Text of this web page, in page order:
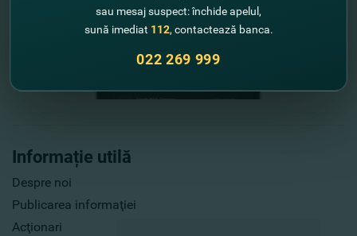
Informație utilă
Despre noi
Publicarea informaţiei
Acţionari
sau mesaj suspect: închide apelul,
sună imediat 112, contactează banca.
022 269 999